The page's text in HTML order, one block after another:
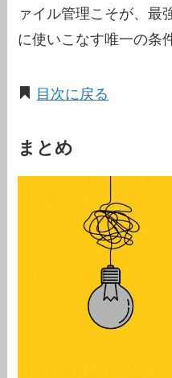
ァイル管理こそが、最
に使いこなす唯一の条
目次に戻る
まとめ